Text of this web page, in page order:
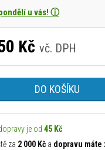
u vás! ⓘ
Kč vč. DPH
DO KOŠÍKU
je od 45 Kč
za 2 000 Kča dopravu máte